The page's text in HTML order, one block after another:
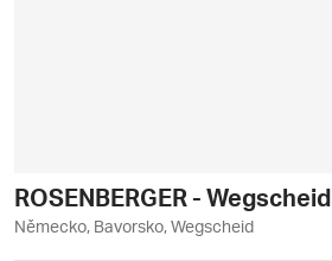
ROSENBERGER - Wegscheid
Německo, Bavorsko, Wegscheid